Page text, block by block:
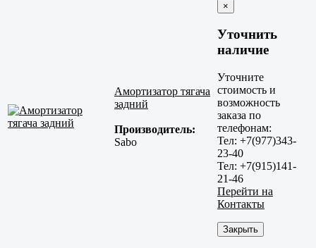
Амортизатор тягача
задний
Производитель:
Sabo
×
Уточнить
наличие
Уточните
стоимость и
возможность
заказа по
телефонам:
Тел: +7(977)343-
23-40
Тел: +7(915)141-
21-46
Перейти на
Контакты
Закрыть